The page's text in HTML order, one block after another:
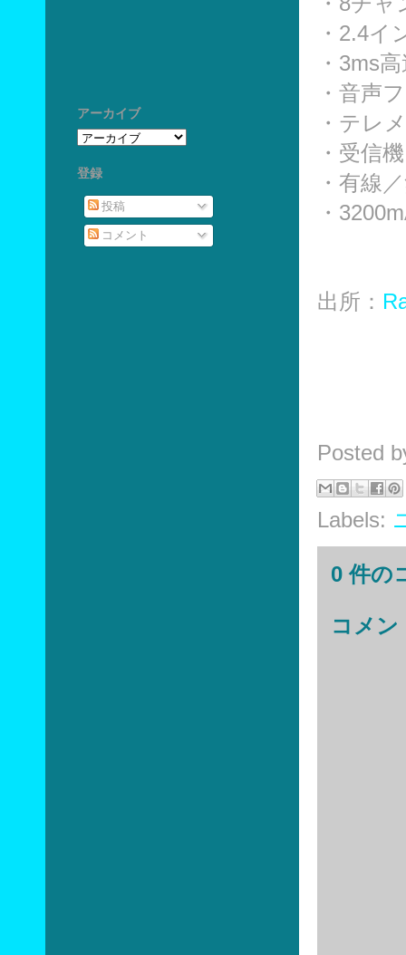
・2.4イ
・3ms
・音声
・テレ
・受信
・有線
・
出所：
Posted
Labels:
0 件の
コメン
アーカイブ
登録
投稿
コメント